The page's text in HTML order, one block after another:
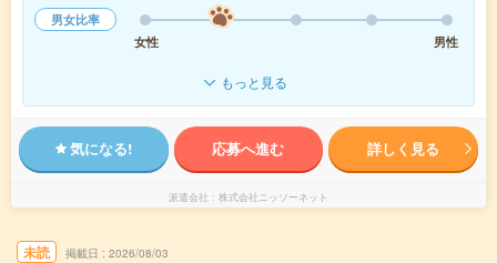
男女比率
女性
男性
もっと見る
気になる! 応募へ進む 詳しく見る
派遣会社 株式会社ニッソーネット
未読 掲載日 2026/08/03